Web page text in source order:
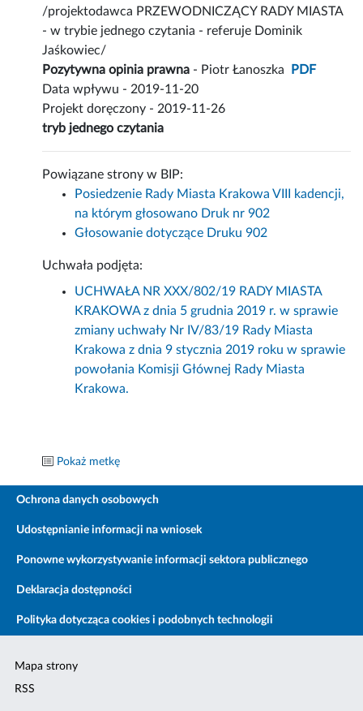
/projektodawca PRZEWODNICZĄCY RADY MIASTA
- w trybie jednego czytania - referuje Dominik
Jaśkowiec/
Pozytywna opinia prawna - Piotr Łanoszka
PDF
Data wpływu - 2019-11-20
Projekt doręczony - 2019-11-26
tryb jednego czytania
Powiązane strony w BIP:
Posiedzenie Rady Miasta Krakowa VIII kadencji,
na którym głosowano Druk nr 902
Głosowanie dotyczące Druku 902
Uchwała podjęta:
UCHWAŁA NR XXX/802/19 RADY MIASTA
KRAKOWA z dnia 5 grudnia 2019 r. w sprawie
zmiany uchwały Nr IV/83/19 Rady Miasta
Krakowa z dnia 9 stycznia 2019 roku w sprawie
powołania Komisji Głównej Rady Miasta
Krakowa.
Pokaż metkę
Ochrona danych osobowych
Udostępnianie informacji na wniosek
Ponowne wykorzystywanie informacji sektora publicznego
Deklaracja dostępności
Polityka dotycząca cookies i podobnych technologii
Mapa strony
RSS